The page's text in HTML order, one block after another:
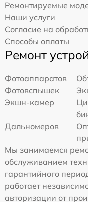
Ремонтируемые
Наши услуги
Согласие на
Способы оплаты
Ремонт
Фотоаппаратов
Фотовспышек
Экшн-камер
Дальномеров
Мы занимаемся
обслуживанием
гарантийного
работает
авторизации от